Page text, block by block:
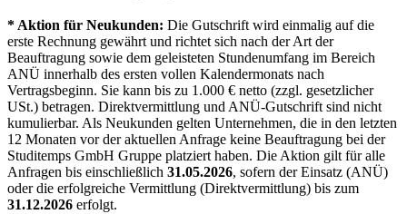
* Aktion für Neukunden: Die Gutschrift wird einmalig auf die
erste Rechnung gewährt und richtet sich nach der Art der
Beauftragung sowie dem geleisteten Stundenumfang im Bereich
ANÜ innerhalb des ersten vollen Kalendermonats nach
Vertragsbeginn. Sie kann bis zu 1.000 € netto (zzgl. gesetzlicher
USt.) betragen. Direktvermittlung und ANÜ-Gutschrift sind nicht
kumulierbar. Als Neukunden gelten Unternehmen, die in den letzten
12 Monaten vor der aktuellen Anfrage keine Beauftragung bei der
Studitemps GmbH Gruppe platziert haben. Die Aktion gilt für alle
Anfragen bis einschließlich 31.05.2026, sofern der Einsatz (ANÜ)
oder die erfolgreiche Vermittlung (Direktvermittlung) bis zum
31.12.2026 erfolgt.